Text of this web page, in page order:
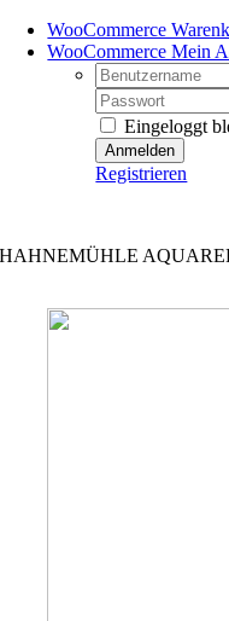
WooCommerce
WooCommerce Mein
Username:
Password:
Eingeloggt
Registrieren
HAHNEMÜHLE